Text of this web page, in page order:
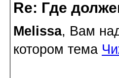
Re: Где
Melissa, Вам
котором тема